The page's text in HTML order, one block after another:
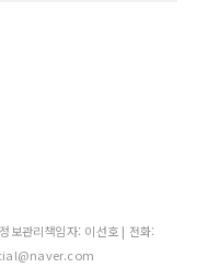
보관리책임자: 이선호 | 전화: